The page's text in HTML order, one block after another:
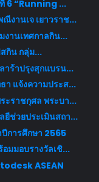
6 “Running ...
ณีงานเจ เยาวราช...
านเทศกาลกิน...
กิน กลุ่ม...
าร้าปรุงสุกแบรน...
แจ้งความประส...
ะราชกุศล พระบา...
ยีช่วยประเมินสถา...
ปีการศึกษา 2565
มมอบรางวัลเชิ...
ASEAN